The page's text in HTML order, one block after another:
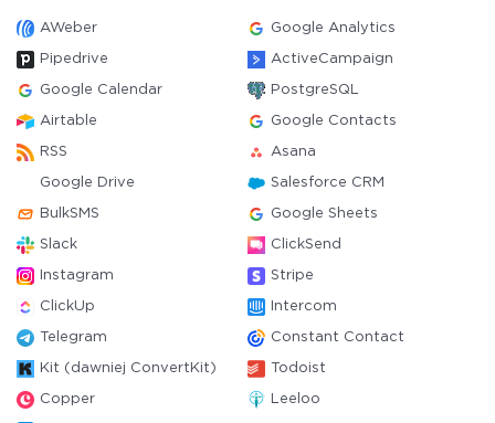
AWeber Google Analytics
Pipedrive ActiveCampaign
Google Calendar PostgreSQL
Airtable Google Contacts
RSS Asana
Google Drive Salesforce CRM
BulkSMS Google Sheets
Slack ClickSend
Instagram Stripe
ClickUp Intercom
Telegram Constant Contact
Kit (dawniej ConvertKit) Todoist
Copper Leeloo